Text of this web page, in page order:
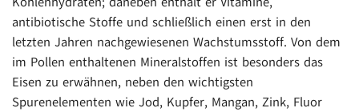
antibiotische Stoffe und schließlich einen erst in den
letzten Jahren nachgewiesenen Wachstumsstoff. Von dem
im Pollen enthaltenen Mineralstoffen ist besonders das
Eisen zu erwähnen, neben den wichtigsten
Spurenelementen wie Jod, Kupfer, Mangan, Zink, Fluor